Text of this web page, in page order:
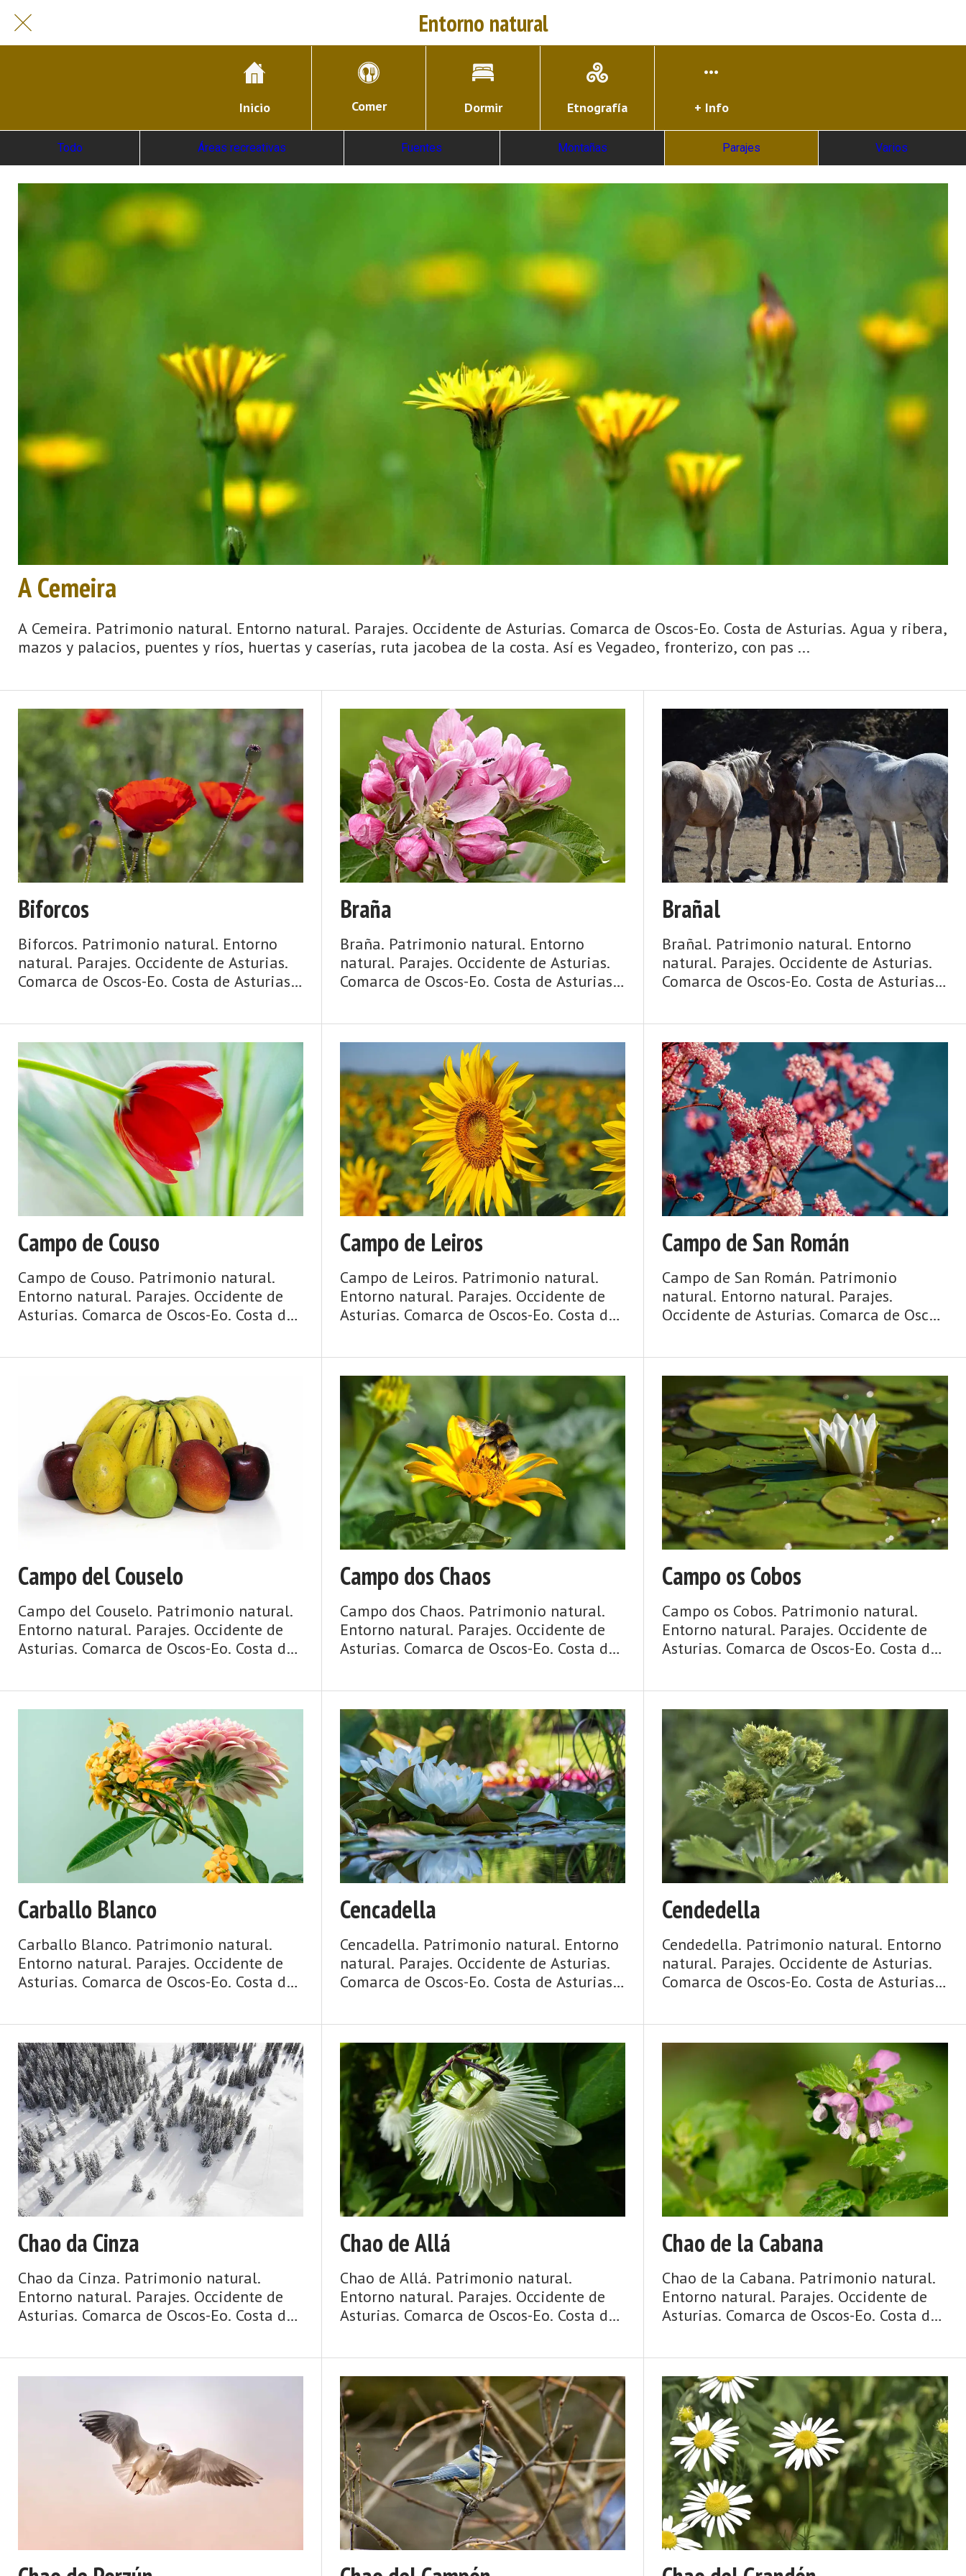
Entorno natural
Inicio Comer Dormir Etnografía + Info
Todo Áreas recreativas Fuentes Montañas Parajes Varios
A Cemeira
A Cemeira. Patrimonio natural. Entorno natural. Parajes. Occidente de Asturias. Comarca de Oscos-Eo. Costa de Asturias. Agua y ribera,
mazos y palacios, puentes y ríos, huertas y caserías, ruta jacobea de la costa. Así es Vegadeo, fronterizo, con pas ...
Biforcos
Biforcos. Patrimonio natural. Entorno
natural. Parajes. Occidente de Asturias.
Comarca de Oscos-Eo. Costa de Asturias.
pase ...
Braña
Braña. Patrimonio natural. Entorno
natural. Parajes. Occidente de Asturias.
Comarca de Oscos-Eo. Costa de Asturias.
Brañal
Brañal. Patrimonio natural. Entorno
natural. Parajes. Occidente de Asturias.
Comarca de Oscos-Eo. Costa de Asturias.
y ríos, huertas y caserías, ruta jacobea de
la costa. Así es Vegadeo, fronterizo, con
paseos ...
Campo de Couso
Campo de Couso. Patrimonio natural.
Entorno natural. Parajes. Occidente de
Asturias. Comarca de Oscos-Eo. Costa de
Campo de Leiros
Campo de Leiros. Patrimonio natural.
Entorno natural. Parajes. Occidente de
Asturias. Comarca de Oscos-Eo. Costa de
Vegadeo, fronterizo, c ...
Campo de San Román
Campo de San Román. Patrimonio
natural. Entorno natural. Parajes.
Occidente de Asturias. Comarca de Oscos-
mazos y palacios, puentes y ríos, huertas
y caserías, ruta jacobea de la costa. Así
es Vegadeo, fronterizo ...
Campo del Couselo
Campo del Couselo. Patrimonio natural.
Entorno natural. Parajes. Occidente de
Asturias. Comarca de Oscos-Eo. Costa de
Vegadeo, fronterizo, ...
Campo dos Chaos
Campo dos Chaos. Patrimonio natural.
Entorno natural. Parajes. Occidente de
Asturias. Comarca de Oscos-Eo. Costa de
Vegadeo, fronterizo, c ...
Campo os Cobos
Campo os Cobos. Patrimonio natural.
Entorno natural. Parajes. Occidente de
Asturias. Comarca de Oscos-Eo. Costa de
palacios, puentes y ríos, huertas y
caserías, ruta jacobea de la costa. Así es
Vegadeo, fronterizo, co ...
Carballo Blanco
Carballo Blanco. Patrimonio natural.
Entorno natural. Parajes. Occidente de
Asturias. Comarca de Oscos-Eo. Costa de
Vegadeo, fronterizo, c ...
Cencadella
Cencadella. Patrimonio natural. Entorno
natural. Parajes. Occidente de Asturias.
Comarca de Oscos-Eo. Costa de Asturias.
pa ...
Cendedella
Cendedella. Patrimonio natural. Entorno
natural. Parajes. Occidente de Asturias.
Comarca de Oscos-Eo. Costa de Asturias.
y ríos, huertas y caserías, ruta jacobea de
la costa. Así es Vegadeo, fronterizo, con
Chao da Cinza
Chao da Cinza. Patrimonio natural.
Entorno natural. Parajes. Occidente de
Asturias. Comarca de Oscos-Eo. Costa de
Chao de Allá
Chao de Allá. Patrimonio natural.
Entorno natural. Parajes. Occidente de
Asturias. Comarca de Oscos-Eo. Costa de
Vegadeo, fronterizo, con ...
Chao de la Cabana
Chao de la Cabana. Patrimonio natural.
Entorno natural. Parajes. Occidente de
Asturias. Comarca de Oscos-Eo. Costa de
palacios, puentes y ríos, huertas y
caserías, ruta jacobea de la costa. Así es
Vegadeo, fronterizo, ...